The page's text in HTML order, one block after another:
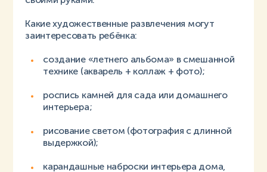
Какие художественные развлечения могут
заинтересовать ребёнка:
создание «летнего альбома» в смешанной
технике (акварель + коллаж + фото);
роспись камней для сада или домашнего
интерьера;
рисование светом (фотография с длинной
выдержкой);
карандашные наброски интерьера дома,